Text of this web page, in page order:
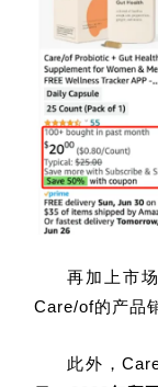
再加上市
Care/of的产品
此外，